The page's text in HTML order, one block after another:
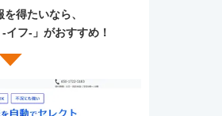
得たいなら、
イフ-」がおすすめ！